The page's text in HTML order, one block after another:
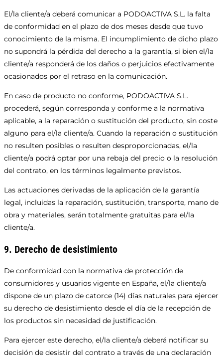
El/la cliente/a deberá comunicar a PODOACTIVA S.L. la falta
de conformidad en el plazo de dos meses desde que tuvo
conocimiento de la misma. El incumplimiento de dicho plazo
no supondrá la pérdida del derecho a la garantía, si bien el/la
cliente/a responderá de los daños o perjuicios efectivamente
ocasionados por el retraso en la comunicación.
En caso de producto no conforme, PODOACTIVA S.L.
procederá, según corresponda y conforme a la normativa
aplicable, a la reparación o sustitución del producto, sin coste
alguno para el/la cliente/a. Cuando la reparación o sustitución
no resulten posibles o resulten desproporcionadas, el/la
cliente/a podrá optar por una rebaja del precio o la resolución
del contrato, en los términos legalmente previstos.
Las actuaciones derivadas de la aplicación de la garantía
legal, incluidas la reparación, sustitución, transporte, mano de
obra y materiales, serán totalmente gratuitas para el/la
cliente/a.
9. Derecho de desistimiento
De conformidad con la normativa de protección de
consumidores y usuarios vigente en España, el/la cliente/a
dispone de un plazo de catorce (14) días naturales para ejercer
su derecho de desistimiento desde el día de la recepción de
los productos sin necesidad de justificación.
Para ejercer este derecho, el/la cliente/a deberá notificar su
decisión de desistir del contrato a través de una declaración